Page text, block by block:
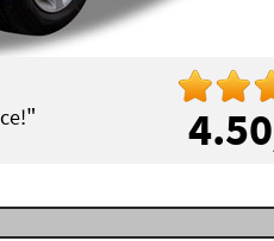
4.50
"